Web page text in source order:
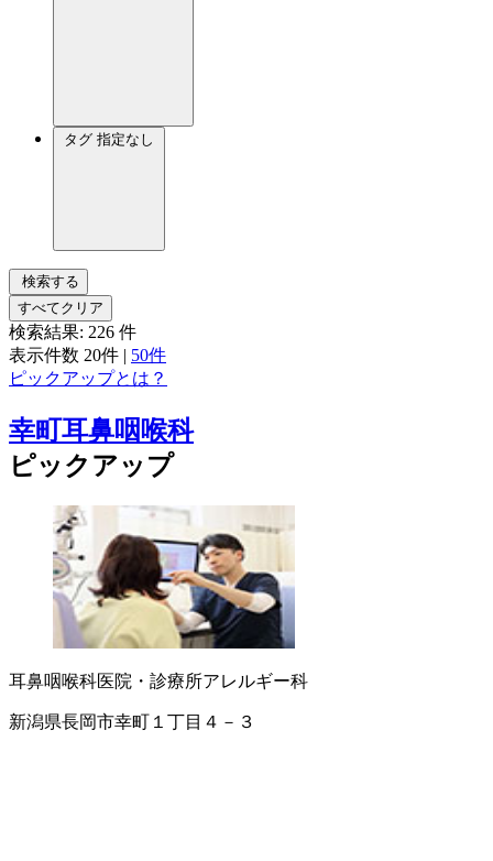
タグ 指定なし
検索する
すべてクリア
検索結果: 226 件
表示件数 20件 | 50件
ピックアップとは？
幸町耳鼻咽喉科
ピックアップ
耳鼻咽喉科医院・診療所アレルギー科
新潟県長岡市幸町１丁目４－３